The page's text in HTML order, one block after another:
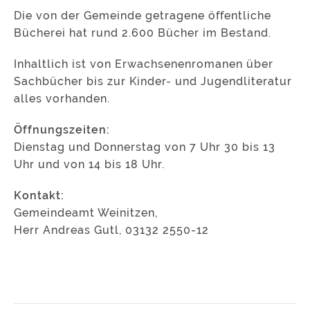
Die von der Gemeinde getragene öffentliche
Bücherei hat rund 2.600 Bücher im Bestand.
Inhaltlich ist von Erwachsenenromanen über
Sachbücher bis zur Kinder- und Jugendliteratur
alles vorhanden.
Öffnungszeiten:
Dienstag und Donnerstag von 7 Uhr 30 bis 13
Uhr und von 14 bis 18 Uhr.
Kontakt:
Gemeindeamt Weinitzen,
Herr Andreas Gutl, 03132 2550-12